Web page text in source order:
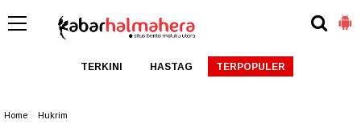
TERKINI HASTAG TERPOPULER
Home Hukrim